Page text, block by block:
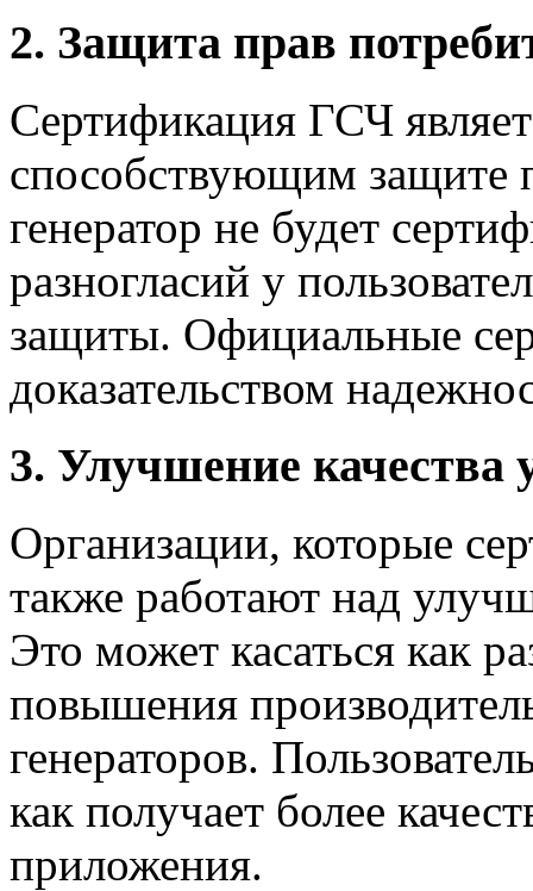
2. Защита прав
Сертификация ГСЧ
способствующим защите
генератор не будет
разногласий у
защиты. Официальные
доказательством
3. Улучшение качества
Организации, которые
также работают над
Это может касаться как
повышения
генераторов.
как получает более
приложения.